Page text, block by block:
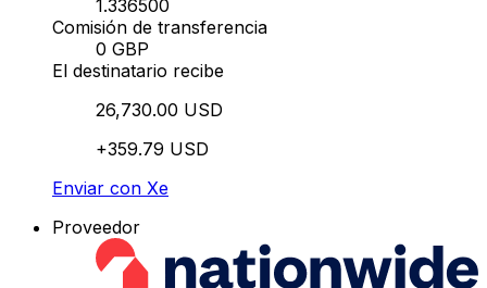
1.336500
Comisión de transferencia
0 GBP
El destinatario recibe
26,730.00 USD
+359.79 USD
Enviar con Xe
Proveedor